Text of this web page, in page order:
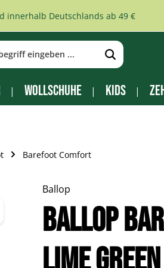
innerhalb Deutschlands ab 49 €
Wollschuhe Kids
Barefoot Comfort
Ballop
Ballop